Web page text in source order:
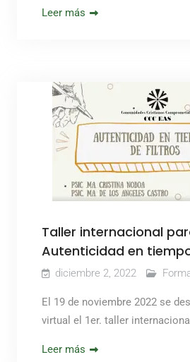
Leer más
Taller internacional
Autenticidad en
diciembre 2, 2022
El 19 de noviembre 2022 se
virtual el 1er. taller
Leer más